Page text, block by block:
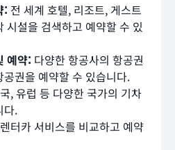
: 전 세계 호텔, 리조트, 게스트
시설을 검색하고 예약할 수 있
예약: 다양한 항공사의 항공권
권을 예약할 수 있습니다.
, 유럽 등 다양한 국가의 기차
다.
터카 서비스를 비교하고 예약